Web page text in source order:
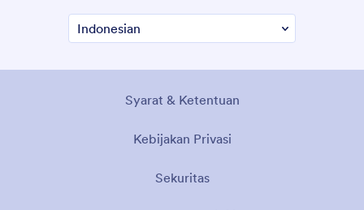
Syarat & Ketentuan
Kebijakan Privasi
Sekuritas